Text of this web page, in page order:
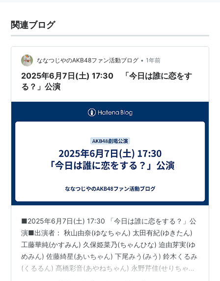
関連ブログ
ななつじやのAKB48ファン活動ブログ • 1年前
2025年6月7日(土) 17:30 「今日は誰に恋をす
る？」公演
■2025年6月7日(土) 17:30 「今日は誰に恋をする？」公
演■出演者： 秋山由奈(ゆなちゃん) 太田有紀(ゆきたん)
工藤華純(かすみん) 久保姫菜乃(ちゃんひな) 迫由芽実(ゆ
めみん) 佐藤綺星(あいちゃん) 下尾みう(みう) 鈴木くるみ
(くるるん) 髙橋彩音(あやねちゃん) 永野芹佳(せりちゃん)